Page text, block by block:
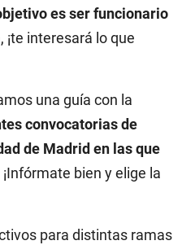
es ser funcionario
¡te interesará lo que
una guía con la
convocatorias de
de Madrid en las que
bien y elige la
para distintas ramas